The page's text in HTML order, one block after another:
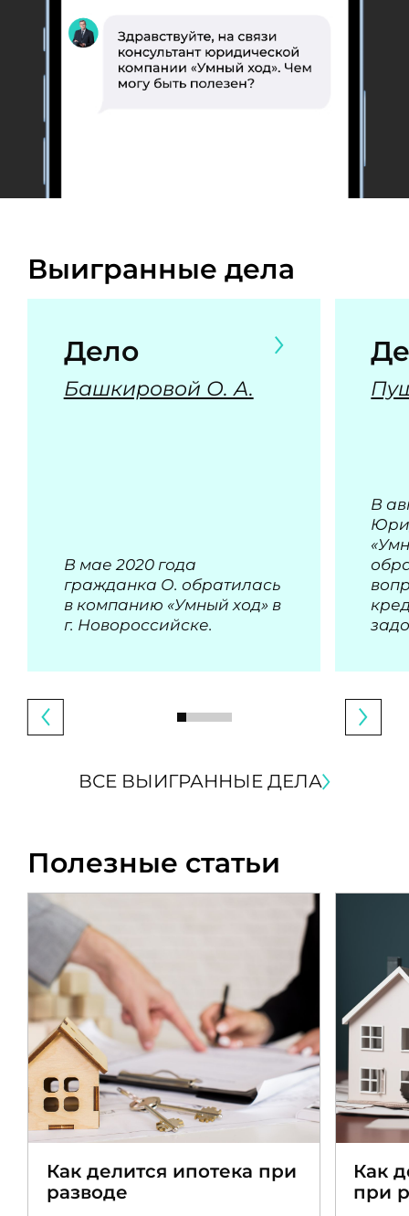
Выигранные дела
Дело
Башкировой О. А.
В мае 2020 года
гражданка О. обратилась
в компанию «Умный ход» в
г. Новороссийске.
В
ВСЕ ВЫИГРАННЫЕ ДЕЛА
Полезные статьи
Как делится ипотека при
разводе
Как
при